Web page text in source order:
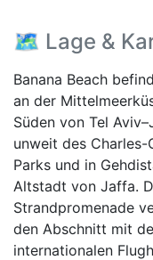
🗺️ Lage &
Banana Beach
an der
Süden von Tel
unweit des Charles-
Parks und in
Altstadt von Jaffa.
Strandpromenade
den Abschnitt mit
internationalen